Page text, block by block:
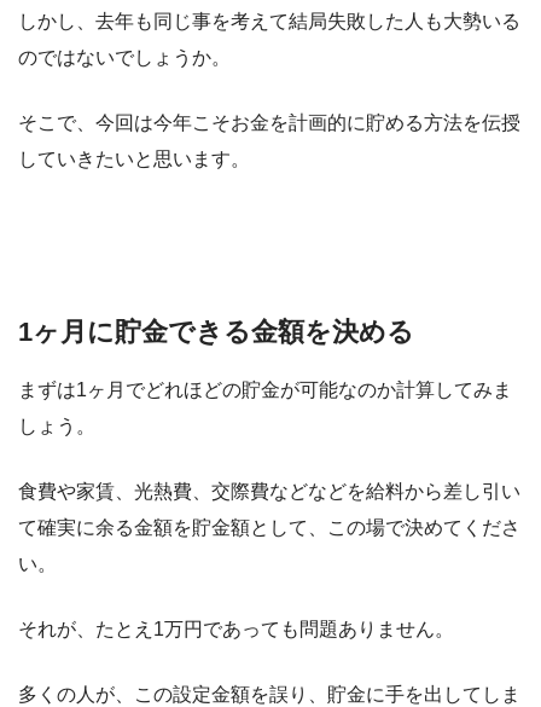
しかし、去年も同じ事を考えて結局失敗した人も大勢いる
のではないでしょうか。
そこで、今回は今年こそお金を計画的に貯める方法を伝授
していきたいと思います。
1ヶ月に貯金できる金額を決める
まずは1ヶ月でどれほどの貯金が可能なのか計算してみま
しょう。
食費や家賃、光熱費、交際費などなどを給料から差し引い
て確実に余る金額を貯金額として、この場で決めてくださ
い。
それが、たとえ1万円であっても問題ありません。
多くの人が、この設定金額を誤り、貯金に手を出してしま